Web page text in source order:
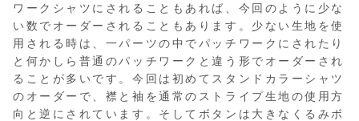
ワークシャツにされることもあれば、今回のように少な
い数でオーダーされることもあります。少ない生地を使
用される時は、一パーツの中でパッチワークにされたり
と何かしら普通のパッチワークと違う形でオーダーされ
ることが多いです。今回は初めてスタンドカラーシャツ
のオーダーで、襟と袖を通常のストライプ生地の使用方
向と逆にされています。そしてボタンは大きなくるみボ